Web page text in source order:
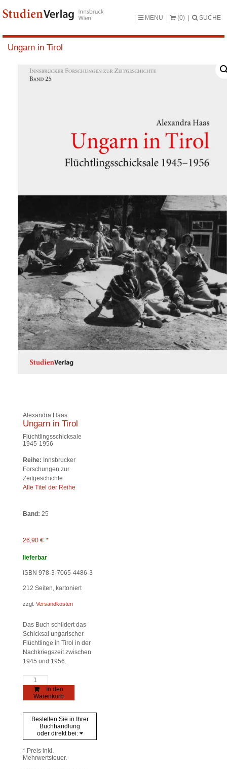
MENU (0) SUCHE
Ungarn in Tirol
Alexandra Haas
Ungarn in Tirol
Flüchtlingsschicksale
1945-1956
Reihe: Innsbrucker
Forschungen zur
Zeitgeschichte
Alle Titel der Reihe
Band: 25
26,90 € *
lieferbar
ISBN 978-3-7065-4486-3
212 Seiten, kartoniert
zzgl. Versandkosten
Das Buch schildert das
Schicksal ungarischer
Flüchtlinge in Tirol in der
Nachkriegszeit zwischen
1945 und 1956.
Ungarn
in
Tirol
Menge
In den
Warenkorb
Bestellen Sie in Ihrer
Buchhandlung
oder direkt bei:
* Preis inkl.
Mehrwertsteuer.